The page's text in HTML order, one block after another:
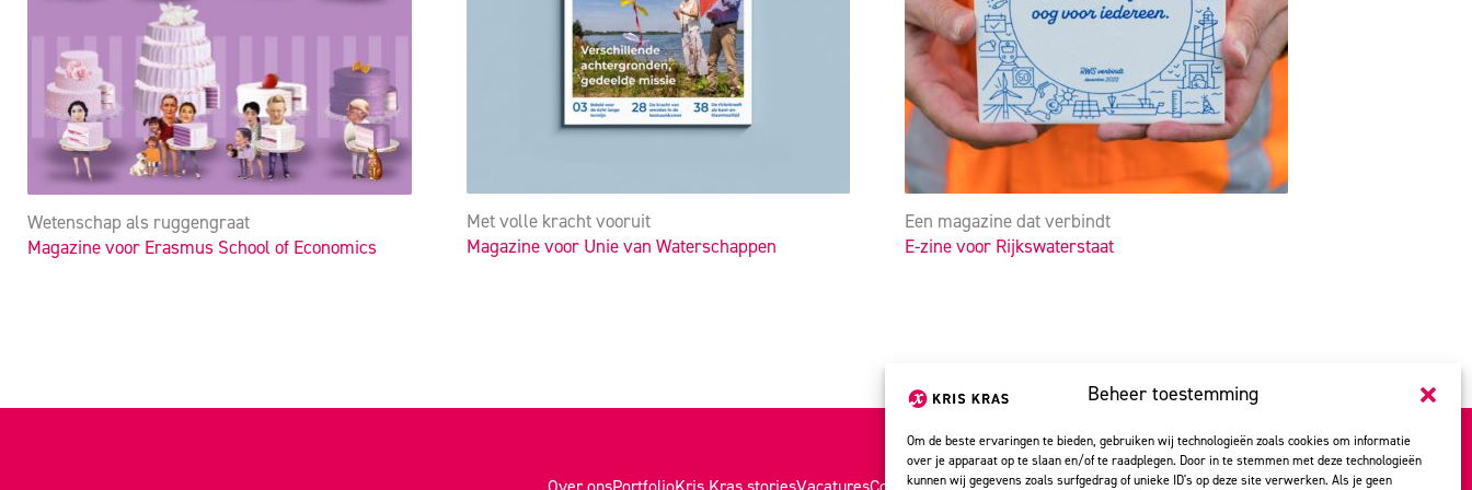
Beheer toestemming
Om de beste ervaringen te bieden, gebruiken wij technologieën zoals cookies om informatie
over je apparaat op te slaan en/of te raadplegen. Door in te stemmen met deze technologieën
kunnen wij gegevens zoals surfgedrag of unieke ID's op deze site verwerken. Als je geen
Wetenschap als ruggengraat
Magazine voor Erasmus School of Economics
Met volle kracht vooruit
Magazine voor Unie van Waterschappen
Een magazine dat verbindt
E-zine voor Rijkswaterstaat